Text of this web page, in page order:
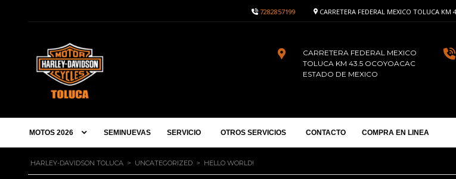
CARRETERA FEDERAL MEXICO TOLUCA
7282857199
CARRETERA FEDERAL MEXICO
TOLUCA KM 43.5 OCOYOACAC
ESTADO DE MEXICO
MOTOS 2026 SEMINUEVAS SERVICIO OTROS SERVICIOS CONTACTO COMPRA EN LINEA
HARLEY-DAVIDSON TOLUCA > UNCATEGORIZED > HELLO WORLD!